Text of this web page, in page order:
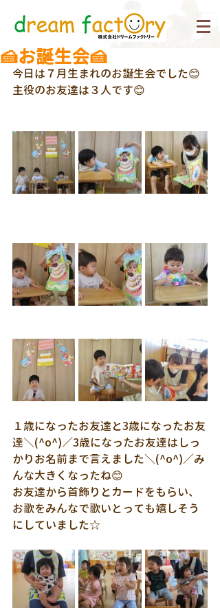
🍰お誕生会🍰
今日は７月生まれのお誕生会でした😊
主役のお友達は３人です😊
１歳になったお友達と3歳になったお友
達＼(^o^)／3歳になったお友達はしっ
かりお名前まで言えました＼(^o^)／み
んな大きくなったね😊
お友達から首飾りとカードをもらい、
お歌をみんなで歌いとっても嬉しそう
にしていました☆